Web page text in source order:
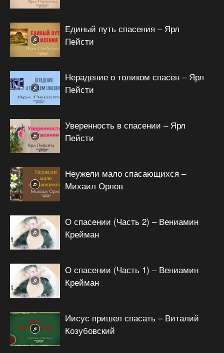
Единый путь спасения – Ярл
Пейсти
Нерадение о толиком спасен – Ярл
Пейсти
Уверенность в спасении – Ярл
Пейсти
Неужели мало спасающихся –
Михаил Орлов
О спасении (Часть 2) – Вениамин
Крейман
О спасении (Часть 1) – Вениамин
Крейман
Иисус пришел спасать – Виталий
Козубовский